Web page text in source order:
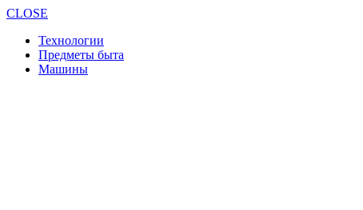
CLOSE
Технологии
Предметы быта
Машины